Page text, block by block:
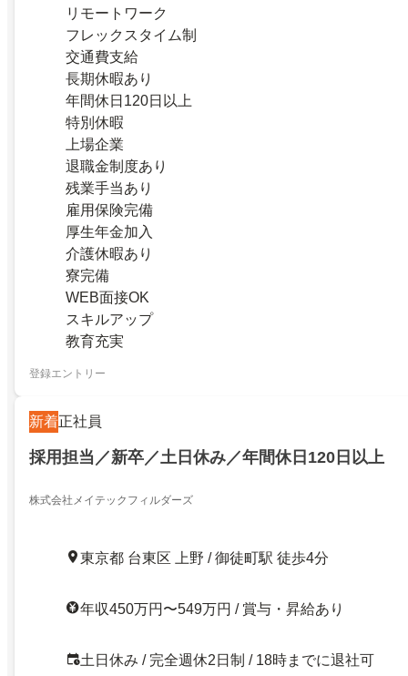
リモートワーク
フレックスタイム制
交通費支給
長期休暇あり
年間休日120日以上
特別休暇
上場企業
退職金制度あり
残業手当あり
雇用保険完備
厚生年金加入
介護休暇あり
寮完備
WEB面接OK
スキルアップ
教育充実
登録エントリー
新着正社員
採用担当／新卒／土日休み／年間休日120日以上
株式会社メイテックフィルダーズ
東京都 台東区 上野 / 御徒町駅 徒歩4分
年収450万円〜549万円 / 賞与・昇給あり
土日休み / 完全週休2日制 / 18時までに退社可